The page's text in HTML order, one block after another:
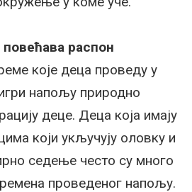
распон
које деца проведу у
напољу природно
деце. Деца која имају
који укључују оловку и
седење често су много
проведеног напољу.